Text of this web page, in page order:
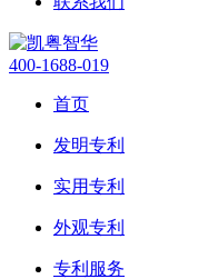
400-1688-019
首页
发明专利
实用专利
外观专利
专利服务